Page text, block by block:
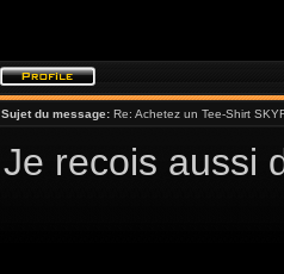
Sujet du message: Re: Achetez un Tee-Shirt
Je recois aussi